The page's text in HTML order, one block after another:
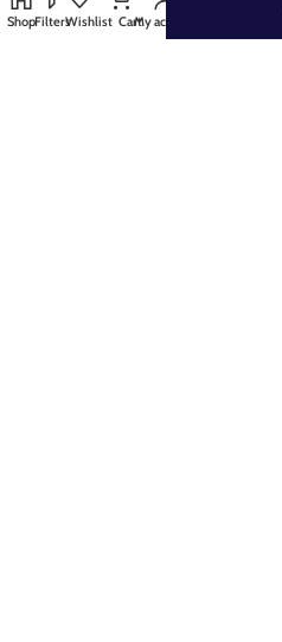
FB Group
ShopFiltersWishlist CartMy account